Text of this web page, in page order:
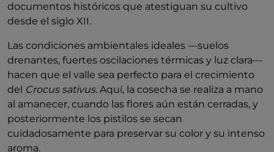
documentos históricos que atestiguan su cultivo
desde el siglo XII.
Las condiciones ambientales ideales —suelos
drenantes, fuertes oscilaciones térmicas y luz clara—
hacen que el valle sea perfecto para el crecimiento
del Crocus sativus. Aquí, la cosecha se realiza a mano
al amanecer, cuando las flores aún están cerradas, y
posteriormente los pistilos se secan
cuidadosamente para preservar su color y su intenso
aroma.